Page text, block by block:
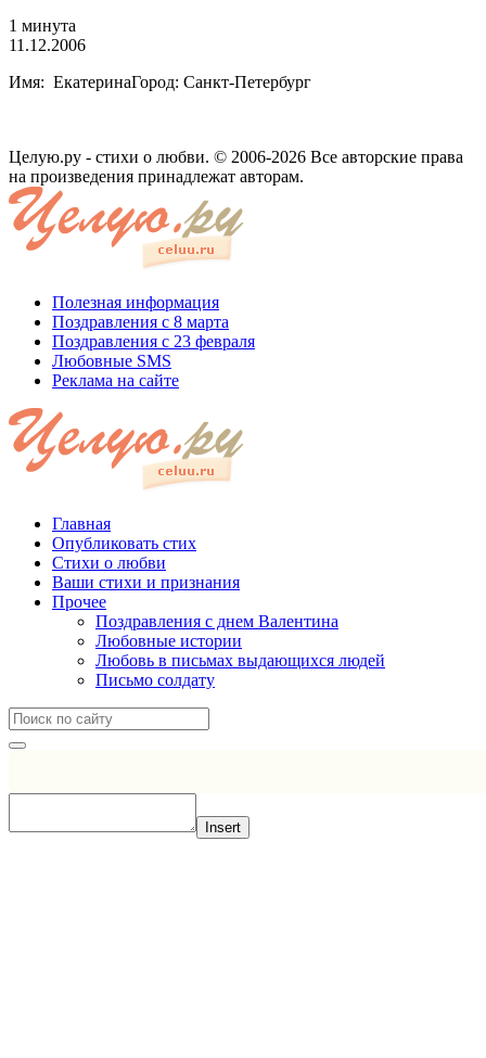
1 минута
11.12.2006
Имя: ЕкатеринаГород: Санкт-Петербург
Целую.ру - стихи о любви. © 2006-2026 Все авторские права
на произведения принадлежат авторам.
Полезная информация
Поздравления с 8 марта
Поздравления с 23 февраля
Любовные SMS
Реклама на сайте
Главная
Опубликовать стих
Стихи о любви
Ваши стихи и признания
Прочее
Поздравления с днем Валентина
Любовные истории
Любовь в письмах выдающихся людей
Письмо солдату
Insert